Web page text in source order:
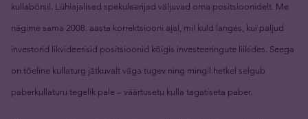
kullabörsil. Lühiajalised spekuleerijad väljuvad oma positsioonidelt. Me
nägime sama 2008. aasta korrektsiooni ajal, mil kuld langes, kui paljud
investorid likvideerisid positsioonid kõigis investeeringute liikides. Seega
on tõeline kullaturg jätkuvalt väga tugev ning mingil hetkel selgub
paberkullaturu tegelik pale – väärtusetu kulla tagatiseta paber.